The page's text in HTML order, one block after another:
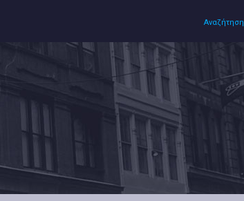
Αναζήτηση
Αρχική
Πολιτισμός